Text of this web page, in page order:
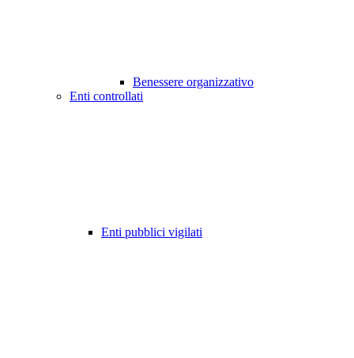
Benessere organizzativo
Enti controllati
Enti pubblici vigilati